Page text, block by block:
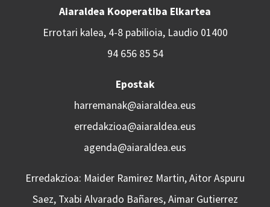
Aiaraldea Kooperatiba Elkartea
Errotari kalea, 4-8 pabilioia, Laudio 01400
94 656 85 54
Epostak
harremanak@aiaraldea.eus
erredakzioa@aiaraldea.eus
agenda@aiaraldea.eus
Erredakzioa: Maider Ramirez Martin, Aitor Aspuru
Saez, Txabi Alvarado Bañares, Aimar Gutierrez